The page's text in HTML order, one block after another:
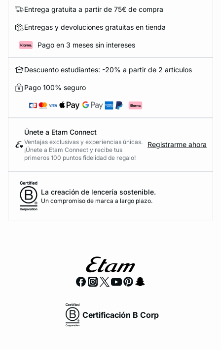
Entrega gratuita a partir de 75€ de compra
Entregas y devoluciones gratuitas en tienda
Pago en 3 meses sin intereses
Descuento estudiantes: -20% a partir de 2 artículos
Pago 100% seguro
Únete a Etam Connect
Ventajas exclusivas y experiencias únicas.
¡Únete a Etam Connect y recibe tus
primeros 100 puntos fidelidad de regalo!
Registrarme ahora
La creación de lencería sostenible.
Un compromiso de marca a largo plazo.
Certificación B Corp